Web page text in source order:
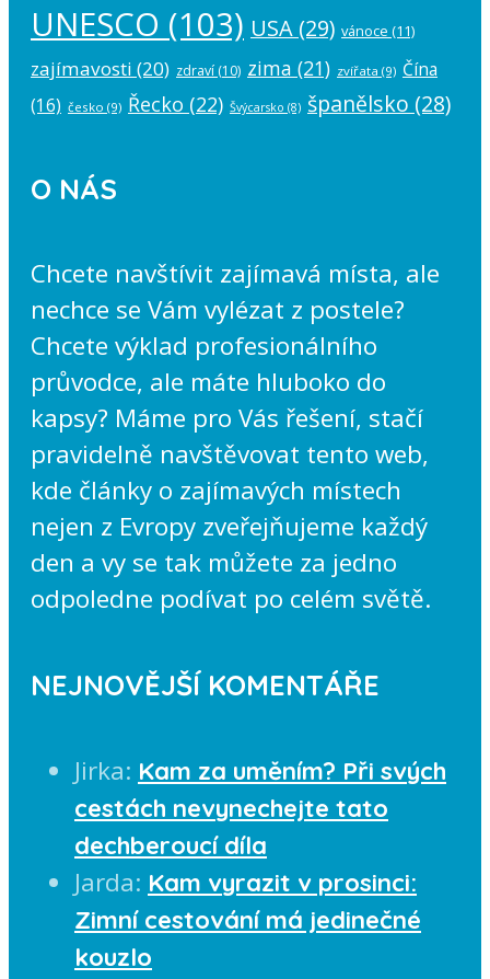
UNESCO (103) USA (29) vánoce (11)
zajímavosti (20) zdraví (10) zima (21) zvířata (9) Čína
(16) česko (9) Řecko (22) Švýcarsko (8) španělsko (28)
O NÁS
Chcete navštívit zajímavá místa, ale
nechce se Vám vylézat z postele?
Chcete výklad profesionálního
průvodce, ale máte hluboko do
kapsy? Máme pro Vás řešení, stačí
pravidelně navštěvovat tento web,
kde články o zajímavých místech
nejen z Evropy zveřejňujeme každý
den a vy se tak můžete za jedno
odpoledne podívat po celém světě.
NEJNOVĚJŠÍ KOMENTÁŘE
Jirka: Kam za uměním? Při svých
cestách nevynechejte tato
dechberoucí díla
Jarda: Kam vyrazit v prosinci:
Zimní cestování má jedinečné
kouzlo